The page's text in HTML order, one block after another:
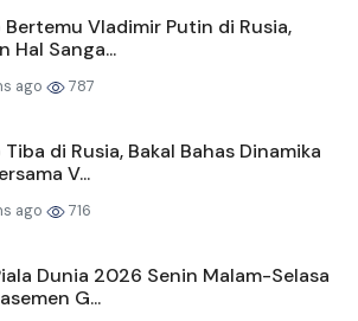
Bertemu Vladimir Putin di Rusia,
Hal Sanga...
ago 787
di Rusia, Bakal Bahas Dinamika
V...
ago 716
Dunia 2026 Senin Malam-Selasa
G...